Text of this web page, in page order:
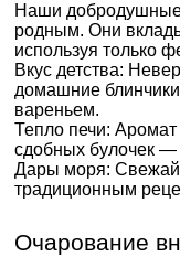
Наши добродушные
родным. Они
используя только
Вкус детства:
домашние
вареньем.
Тепло печи:
сдобных булочек —
Дары моря:
традиционным
Очарование